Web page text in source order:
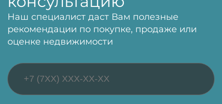
Наш специалист даст Вам полезные
рекомендации по покупке, продаже или
оценке недвижимости